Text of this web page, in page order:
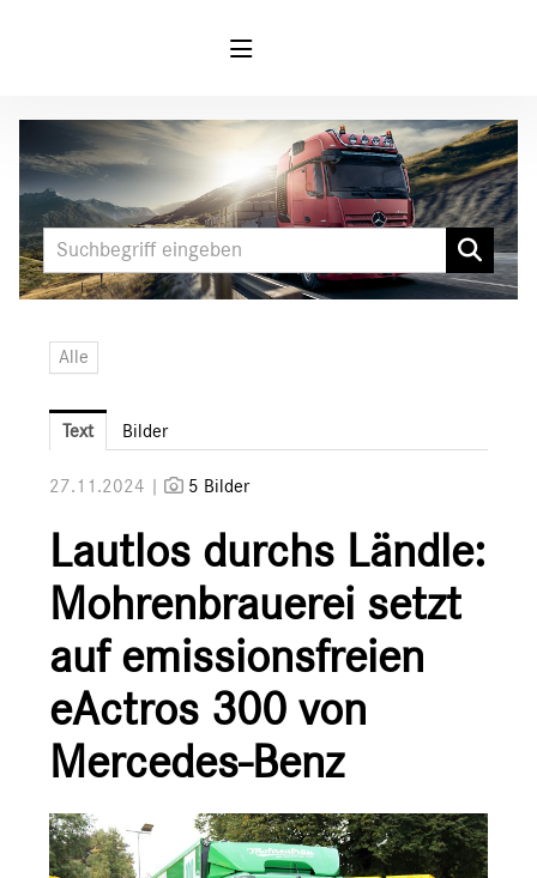
Meldungen
MARKEN & PRODUKTE
FUSO
Mercedes-Benz
Unimog
Media
Downloads
Alle
Text Bilder
27.11.2024 | 5 Bilder
Lautlos durchs Ländle:
Mohrenbrauerei setzt
auf emissionsfreien
eActros 300 von
Mercedes-Benz